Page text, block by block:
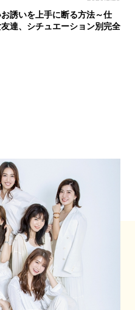
誘いを上手に断る方法～仕
達、シチュエーション別完全